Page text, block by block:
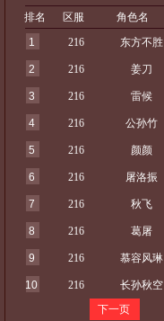
排名 区服 角色名
1
216 东方不胜
2 216 姜刀
3 216 雷候
4 216 公孙竹
5 216 颜颜
6 216 屠洛振
7 216 秋飞
8 216 葛屠
9 216 慕容风琳
10 216 长孙秋空
下一页